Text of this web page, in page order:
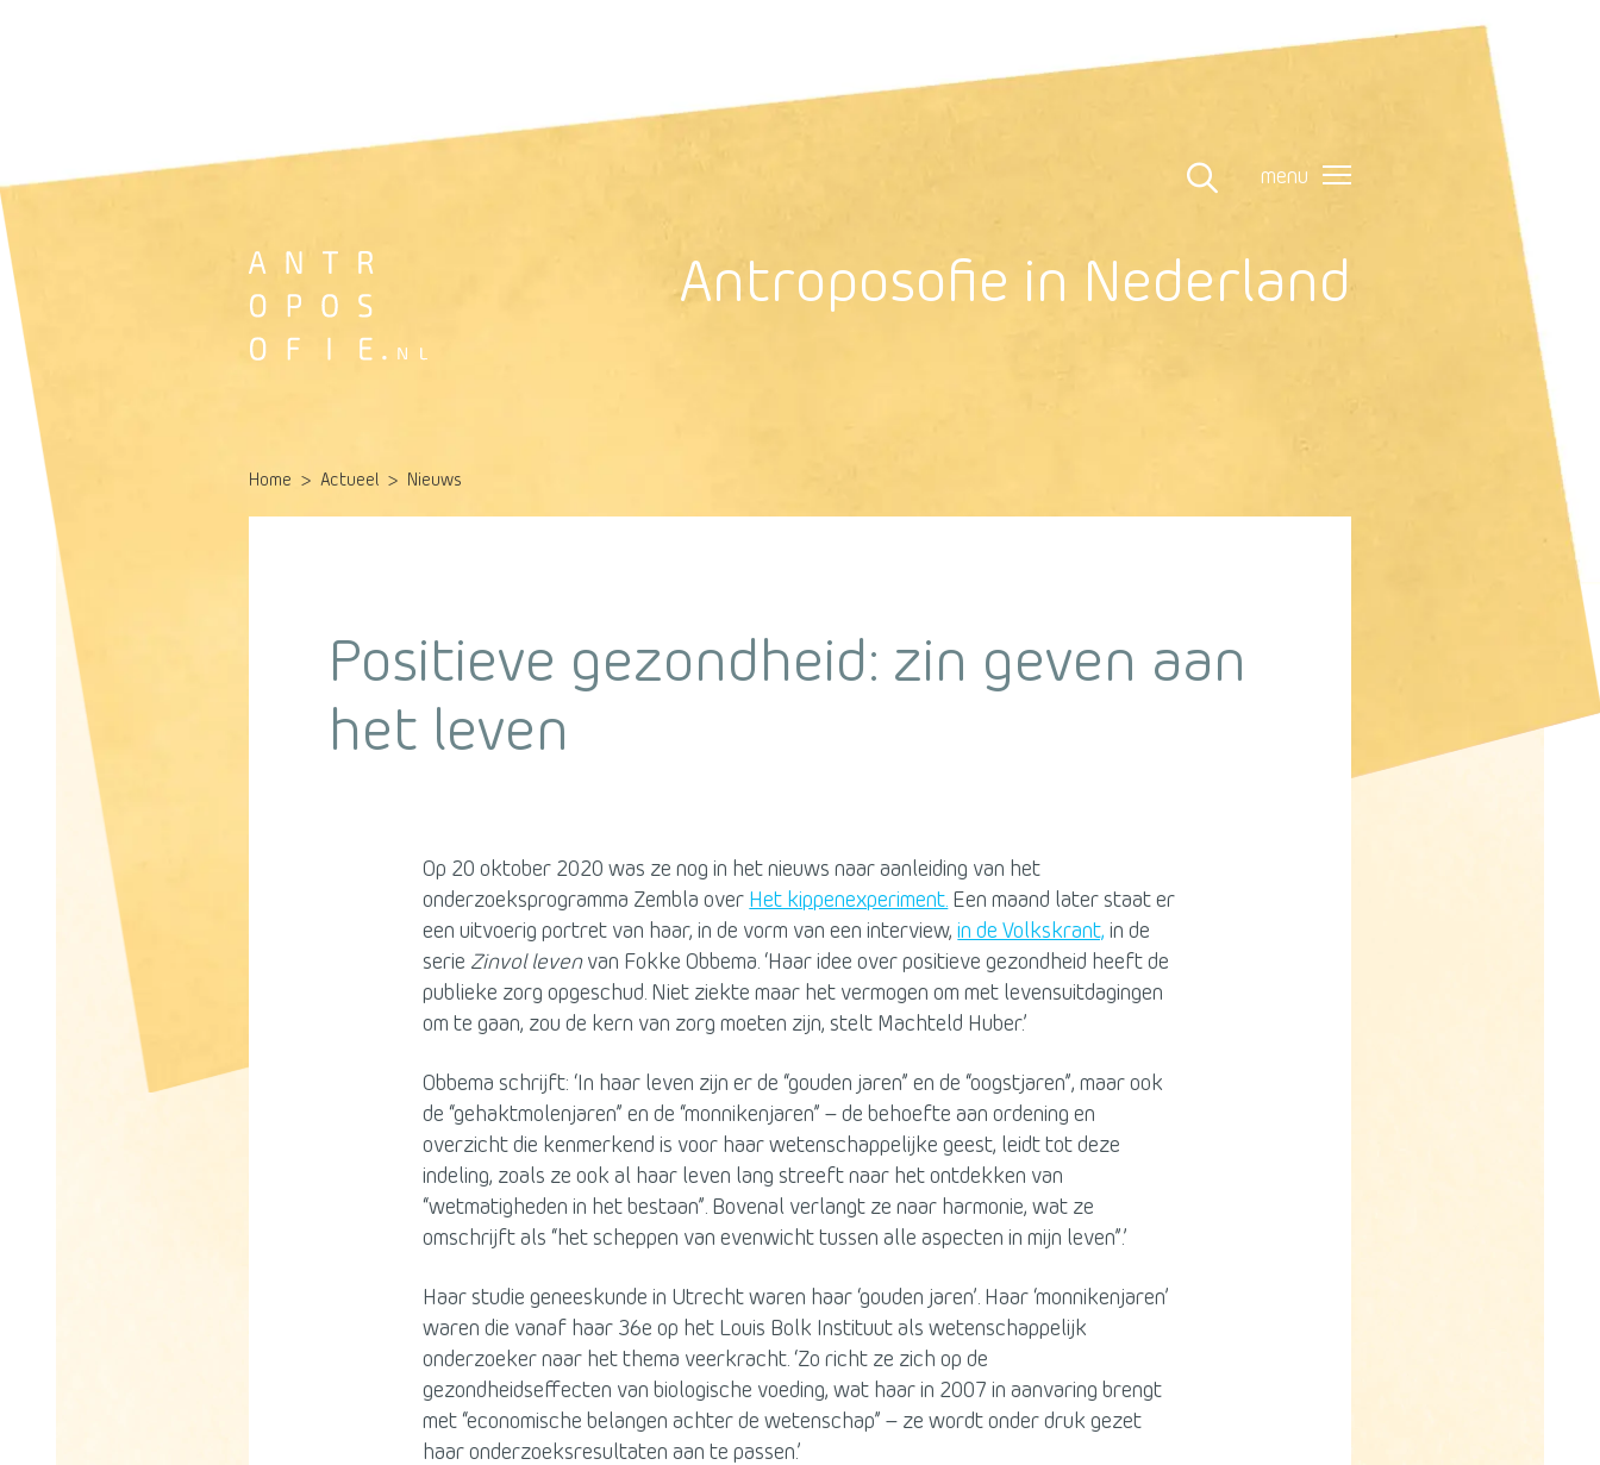
menu
Antroposoﬁe in Nederland
Home Actueel Nieuws
Positieve gezondheid: zin geven aan
het leven
Op 20 oktober 2020 was ze nog in het nieuws naar aanleiding van het
onderzoeksprogramma Zembla over Het kippenexperiment. Een maand later staat er
een uitvoerig portret van haar, in de vorm van een interview,in de Volkskrant, in de
serie Zinvol levenvan Fokke Obbema. ‘Haar idee over positieve gezondheid heeft de
publieke zorg opgeschud. Niet ziekte maar het vermogen om met levensuitdagingen
om te gaan, zou de kern van zorg moeten zijn, stelt Machteld Huber.’
Obbema schrijft: ‘In haar leven zijn er de “gouden jaren” en de “oogstjaren”, maar ook
de “gehaktmolenjaren” en de “monnikenjaren” – de behoefte aan ordening en
overzicht die kenmerkend is voor haar wetenschappelijke geest, leidt tot deze
indeling, zoals ze ook al haar leven lang streeft naar het ontdekken van
“wetmatigheden in het bestaan”. Bovenal verlangt ze naar harmonie, wat ze
omschrijft als “het scheppen van evenwicht tussen alle aspecten in mijn leven”.’
Haar studie geneeskunde in Utrecht waren haar ‘gouden jaren’. Haar ‘monnikenjaren’
waren die vanaf haar 36e op het Louis Bolk Instituut als wetenschappelijk
onderzoeker naar het thema veerkracht. ‘Zo richt ze zich op de
gezondheidseffecten van biologische voeding, wat haar in 2007 in aanvaring brengt
met “economische belangen achter de wetenschap” – ze wordt onder druk gezet
haar onderzoeksresultaten aan te passen.’